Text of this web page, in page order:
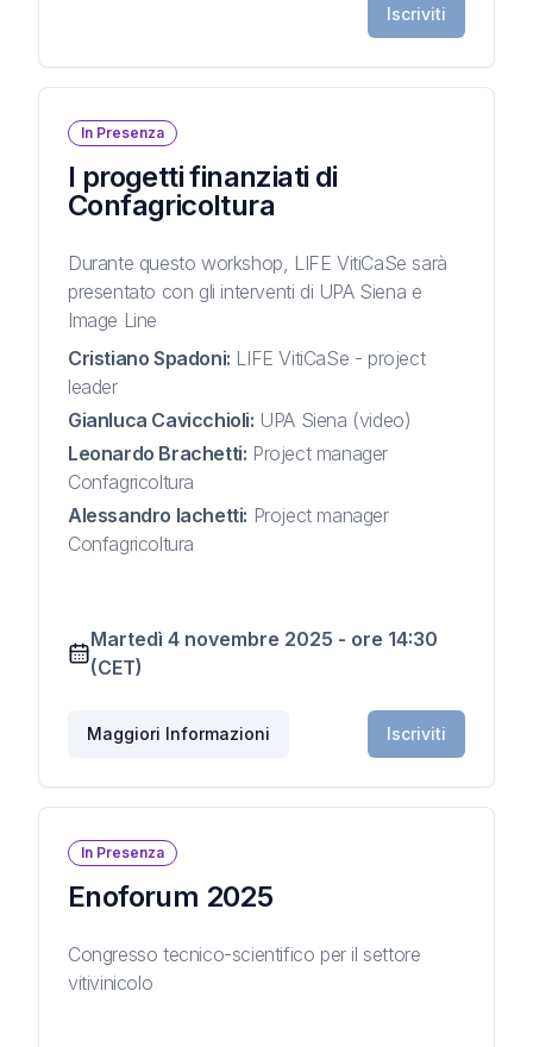
Iscriviti
In Presenza
I progetti finanziati di
Confagricoltura
Durante questo workshop, LIFE VitiCaSe sarà
presentato con gli interventi di UPA Siena e
Image Line
Cristiano Spadoni: LIFE VitiCaSe - project
leader
Gianluca Cavicchioli: UPA Siena (video)
Leonardo Brachetti: Project manager
Confagricoltura
Alessandro lachetti: Project manager
Confagricoltura
Martedì 4 novembre 2025 - ore 14:30
(CET)
Maggiori Informazioni Iscriviti
In Presenza
Enoforum 2025
Congresso tecnico-scientifico per il settore
vitivinicolo